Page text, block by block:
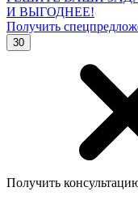
И ВЫГОДНЕЕ!
Получить
30
Получить